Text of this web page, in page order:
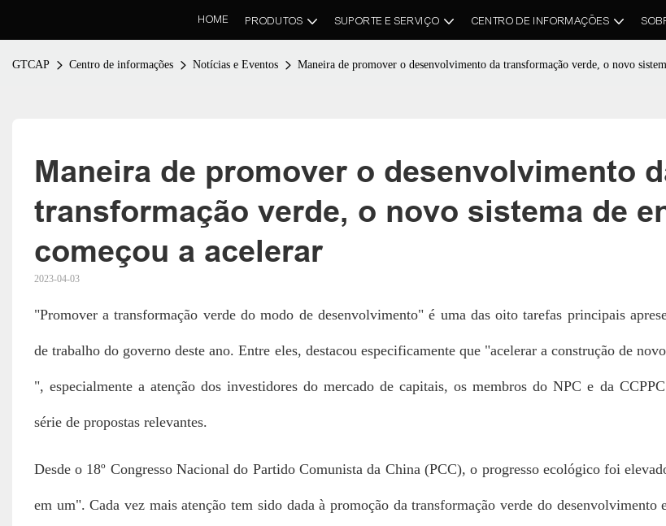
HOME PRODUTOS SUPORTE E SERVIÇO CENTRO DE INFORMAÇÕES
GTCAP Centro de informações Notícias e Eventos Maneira de promover o desenvolvimento da transformação verde, o novo
Maneira de promover o desenvolvimento
transformação verde, o novo sistema de
começou a acelerar
2023-04-03
"Promover a transformação verde do modo de desenvolvimento" é uma das oito tarefas principais
de trabalho do governo deste ano. Entre eles, destacou especificamente que "acelerar a construção de
", especialmente a atenção dos investidores do mercado de capitais, os membros do NPC e da
série de propostas relevantes.
Desde o 18º Congresso Nacional do Partido Comunista da China (PCC), o progresso ecológico foi
em um". Cada vez mais atenção tem sido dada à promoção da transformação verde do desenvolvimento